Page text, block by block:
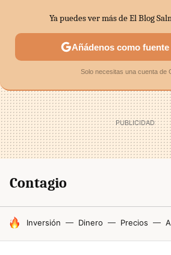
SECTORES ECONOMÍA DOMÉSTICA
Contagio
HOY SE HABLA DE
Inversión Dinero Precios
Ya puedes ver más de El Blog
Añádenos como
Solo necesitas una cuenta de